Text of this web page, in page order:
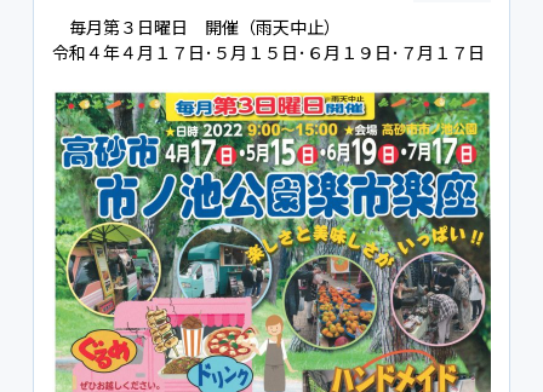
毎月第３日曜日 開催（雨天中止）
令和４年４月１７日･５月１５日･６月１９日･７月１７日